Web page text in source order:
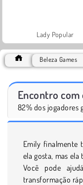
Lady Popular
Beleza Games
Encontro com
82% dos jogadores
Emily finalmente
ela gosta, mas ela
Você pode
transformação